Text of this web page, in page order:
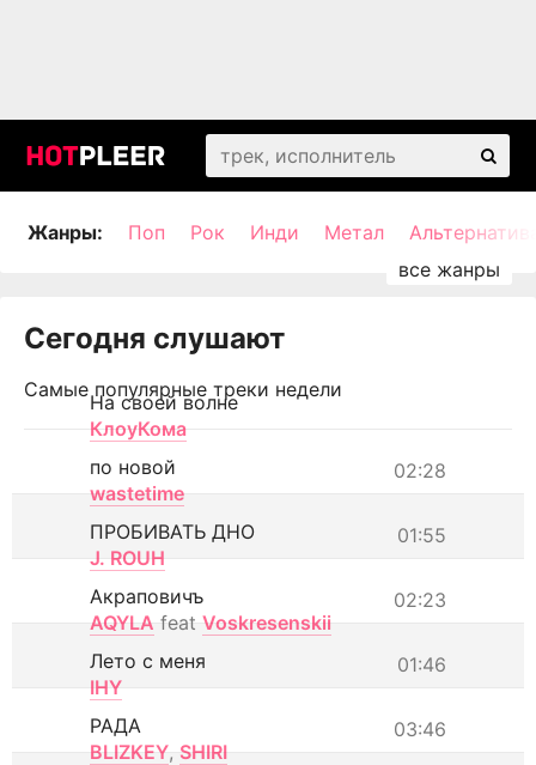
Жанры: Поп Рок Инди Метал
Сегодня слушают
Самые популярные треки недели
На своей волне
КлоуКома
02:28
по новой
wastetime
01:55
ПРОБИВАТЬ ДНО
J. ROUH
02:23
Акраповичъ
AQYLA feat Voskresenskii
01:46
Лето с меня
IHY
03:46
РАДА
BLIZKEY, SHIRI